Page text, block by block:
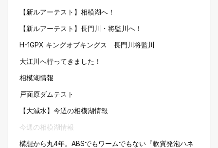
【新ルアーテスト】相模湖へ！
【新ルアーテスト】長門川・将監川へ！
H-1GPX キングオブキングス 長門川将監川
大江川へ行ってきました！
相模湖情報
戸面原ダムテスト
【大減水】今週の相模湖情報
今週の相模湖情報
構想から丸4年。ABSでもワームでもない『軟質発泡ハネ